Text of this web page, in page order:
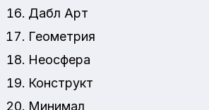
Дабл Арт
Геометрия
Неосфера
Конструкт
Минимал